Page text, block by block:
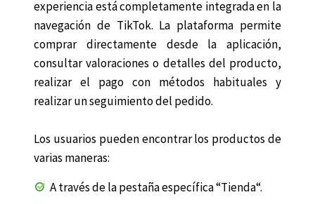
experiencia está completamente integrada en la
navegación de TikTok. La plataforma permite
comprar directamente desde la aplicación,
consultar valoraciones o detalles del producto,
realizar el pago con métodos habituales y
realizar un seguimiento del pedido.
Los usuarios pueden encontrar los productos de
varias maneras:
A través de la pestaña específica “Tienda“.